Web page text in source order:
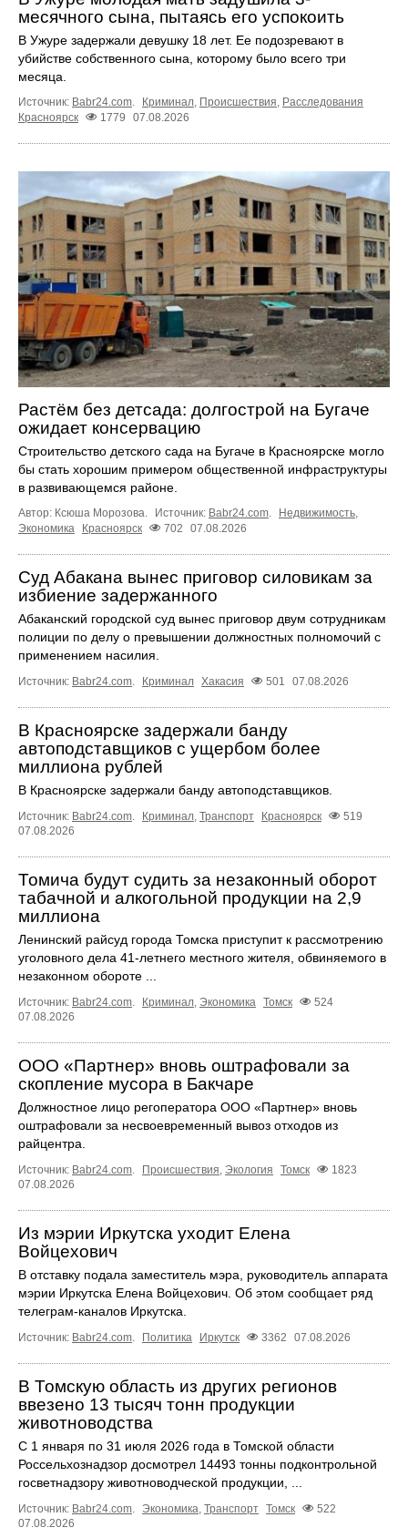
месячного сына, пытаясь его успокоить
В Ужуре задержали девушку 18 лет. Ее подозревают в
убийстве собственного сына, которому было всего три
месяца.
Источник: Babr24.com. Криминал, Происшествия, Расследования
Красноярск
1779 07.08.2026
Растём без детсада: долгострой на Бугаче
ожидает консервацию
Строительство детского сада на Бугаче в Красноярске могло
бы стать хорошим примером общественной инфраструктуры
в развивающемся районе.
Автор: Ксюша Морозова. Источник: Babr24.com Недвижимость
Экономика
Красноярск 702 07.08.2026
Суд Абакана вынес приговор силовикам за
избиение задержанного
Абаканский городской суд вынес приговор двум сотрудникам
полиции по делу о превышении должностных полномочий с
применением насилия.
Источник: Babr24.com. Криминал Хакасия 501 07.08.2026
В Красноярске задержали банду
автоподставщиков с ущербом более
миллиона рублей
В Красноярске задержали банду автоподставщиков.
Источник: Babr24.com. Криминал, Транспорт Красноярск
519
07.08.2026
Томича будут судить за незаконный оборот
табачной и алкогольной продукции на 2,9
миллиона
Ленинский райсуд города Томска приступит к рассмотрению
уголовного дела 41-летнего местного жителя, обвиняемого в
незаконном обороте ...
Источник: Babr24.com. Криминал, Экономика Томск
524
07.08.2026
ООО «Партнер» вновь оштрафовали за
скопление мусора в Бакчаре
Должностное лицо регоператора ООО «Партнер» вновь
оштрафовали за несвоевременный вывоз отходов из
райцентра.
Источник: Babr24.com. Происшествия, Экология Томск
1823
07.08.2026
Из мэрии Иркутска уходит Елена
Войцехович
В отставку подала заместитель мэра, руководитель аппарата
мэрии Иркутска Елена Войцехович. Об этом сообщает ряд
телеграм‑каналов Иркутска.
Источник: Babr24.com. Политика Иркутск 3362 07.08.2026
В Томскую область из других регионов
ввезено 13 тысяч тонн продукции
животноводства
С 1 января по 31 июля 2026 года в Томской области
Россельхознадзор досмотрел 14493 тонны подконтрольной
госветнадзору животноводческой продукции, ...
Источник: Babr24.com. Экономика, Транспорт Томск
522
07.08.2026